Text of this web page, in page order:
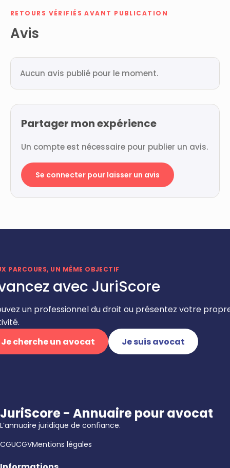
RETOURS VÉRIFIÉS AVANT PUBLICATION
Avis
Aucun avis publié pour le moment.
Partager mon expérience
Un compte est nécessaire pour publier un avis.
Se connecter pour laisser un avis
PARCOURS, UN MÊME OBJECTIF
avec JuriScore
un professionnel du droit ou présentez votre
Je cherche un avocat
Je suis avocat
JuriScore - Annuaire pour avocat
L’annuaire juridique de confiance.
CGUCGVMentions légales